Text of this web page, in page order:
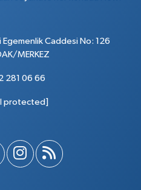
Egemenlik Caddesi No: 126
MERKEZ
281 06 66
protected]